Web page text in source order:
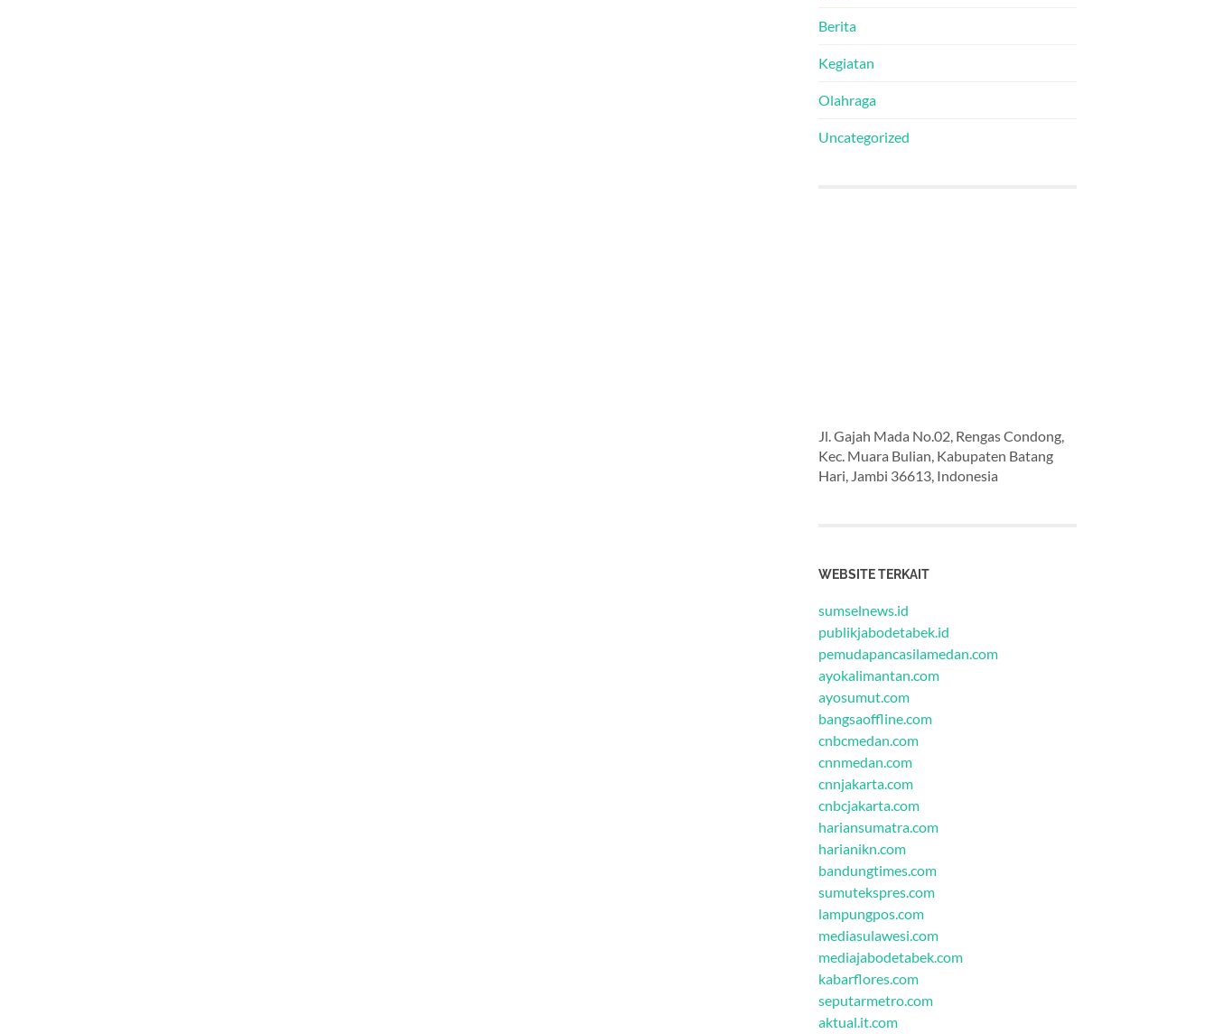
Berita
Kegiatan
Olahraga
Uncategorized
Jl. Gajah Mada No.02, Rengas Condong,
Kec. Muara Bulian, Kabupaten Batang
Hari, Jambi 36613, Indonesia
WEBSITE TERKAIT
sumselnews.id
publikjabodetabek.id
pemudapancasilamedan.com
ayokalimantan.com
ayosumut.com
bangsaoffline.com
cnbcmedan.com
cnnmedan.com
cnnjakarta.com
cnbcjakarta.com
hariansumatra.com
harianikn.com
bandungtimes.com
sumutekspres.com
lampungpos.com
mediasulawesi.com
mediajabodetabek.com
kabarflores.com
seputarmetro.com
aktual.it.com